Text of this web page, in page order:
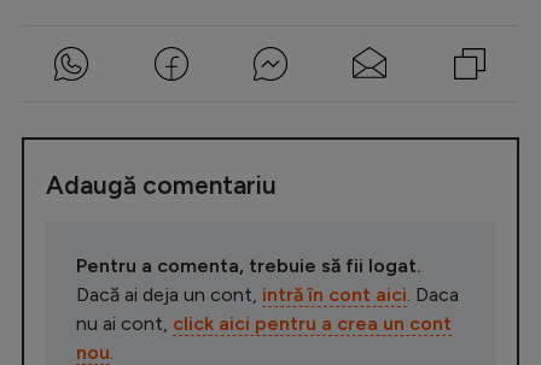
Adaugă comentariu
Pentru a comenta, trebuie să fii logat.
Dacă ai deja un cont, intră în cont aici . Daca
nu ai cont, click aici pentru a crea un cont
nou